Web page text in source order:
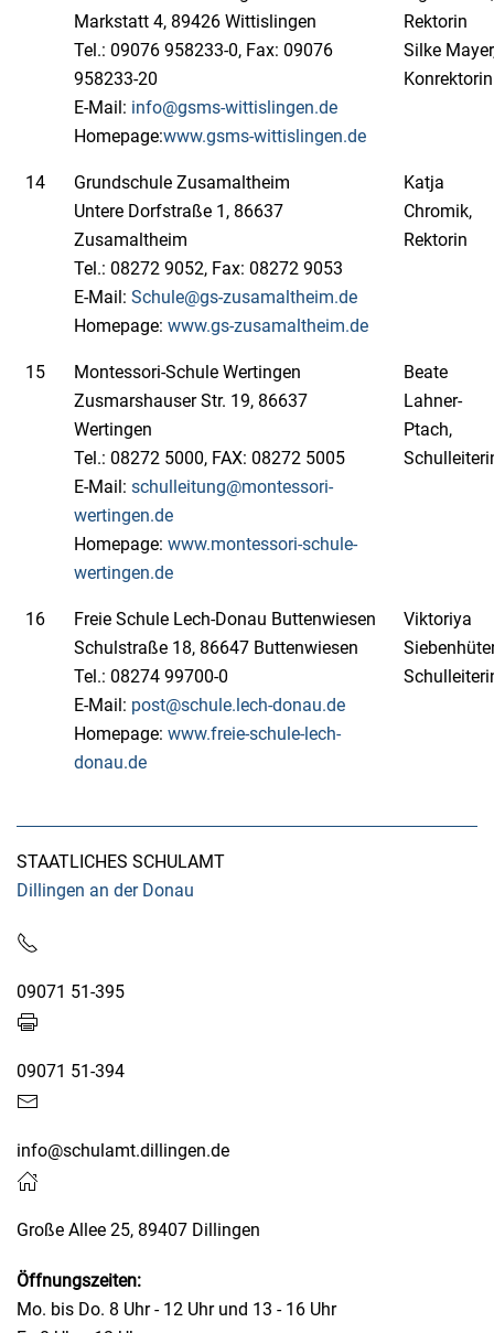
Markstatt 4, 89426 Wittislingen
Tel.: 09076 958233-0, Fax: 09076
958233-20
E-Mail: info@gsms-wittislingen.de
Homepage:www.gsms-wittislingen.de
Rektorin
Silke
Konrektorin
14
Grundschule Zusamaltheim
Untere Dorfstraße 1, 86637
Zusamaltheim
Tel.: 08272 9052, Fax: 08272 9053
E-Mail: Schule@gs-zusamaltheim.de
Homepage: www.gs-zusamaltheim.de
Katja
Chromik,
Rektorin
15
Montessori-Schule Wertingen
Zusmarshauser Str. 19, 86637
Wertingen
Tel.: 08272 5000, FAX: 08272 5005
E-Mail: schulleitung@montessori-
wertingen.de
Homepage: www.montessori-schule-
wertingen.de
Beate
Lahner-
Ptach,
16
Freie Schule Lech-Donau Buttenwiesen
Schulstraße 18, 86647 Buttenwiesen
Tel.: 08274 99700-0
E-Mail: post@schule.lech-donau.de
Homepage: www.freie-schule-lech-
donau.de
Viktoriya
STAATLICHES SCHULAMT
Dillingen an der Donau
09071 51-395
09071 51-394
info@schulamt.dillingen.de
Große Allee 25, 89407 Dillingen
Öffnungszeiten:
Mo. bis Do. 8 Uhr - 12 Uhr und 13 - 16 Uhr